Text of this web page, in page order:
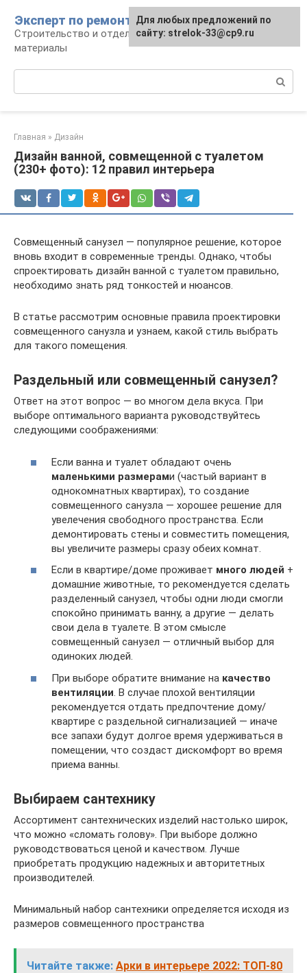
контенту
Эксперт по ремонту
Строительство и отделка: работы и
материалы
Главная » Дизайн
Дизайн ванной, совмещенной с туалетом
(230+ фото): 12 правил интерьера
Совмещенный санузел — популярное решение, которое
вновь входит в современные тренды. Однако, чтобы
спроектировать дизайн ванной с туалетом правильно,
необходимо знать ряд тонкостей и нюансов.
В статье рассмотрим основные правила проектировки
совмещенного санузла и узнаем, какой стиль выбрать
для такого помещения.
Раздельный или совмещенный санузел?
Ответ на этот вопрос — во многом дела вкуса. При
выборе оптимального варианта руководствуйтесь
следующими соображениями:
Если ванна и туалет обладают очень
маленькими размерами (частый вариант в
однокомнатных квартирах), то создание
совмещенного санузла — хорошее решение для
увелечения свободного пространства. Если
демонтировать стены и совместить помещения,
вы увеличите размеры сразу обеих комнат.
Если в квартире/доме проживает много людей +
домашние животные, то рекомендуется сделать
разделенный санузел, чтобы одни люди смогли
спокойно принимать ванну, а другие — делать
свои дела в туалете. В этом смысле
совмещенный санузел — отличный выбор для
одиноких людей.
При выборе обратите внимание на качество
вентиляции . В случае плохой вентиляции
рекомендуется отдать предпочтение дому/
квартире с раздельной сигнализацией — иначе
все запахи будут долгое время удерживаться в
помещении, что создаст дискомфорт во время
приема ванны.
Выбираем сантехнику
Ассортимент сантехнических изделий настолько широк,
что можно «сломать голову». При выборе должно
руководствоваться ценой и качеством. Лучше
приобретать продукцию надежных и авторитетных
производителей.
Минимальный набор сантехники определяется исходя из
размеров совмещенного пространства
Читайте также: Арки в интерьере 2022: ТОП-80
Для любых предложений по
сайту: strelok-33@cp9.ru
Для любых предложений по
сайту: strelok-33@cp9.ru